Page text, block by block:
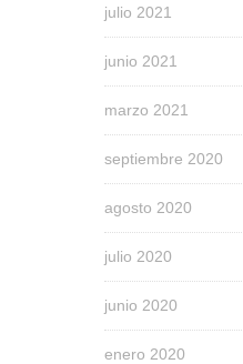
julio 2021
junio 2021
marzo 2021
septiembre 2020
agosto 2020
julio 2020
junio 2020
enero 2020